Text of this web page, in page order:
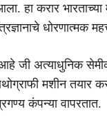
हा करार भारताच्या
धोरणात्मक
जी अत्याधुनिक
मशीन
कंपन्या वापरतात.